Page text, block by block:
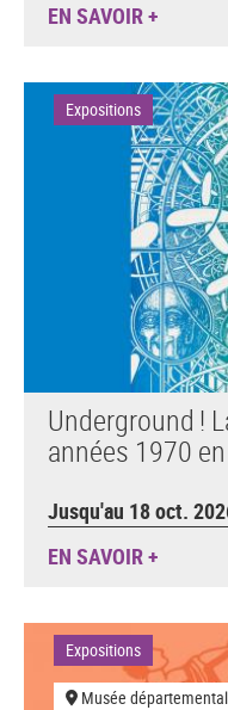
EN SAVOIR +
Expositions
Underground !
années 1970
Jusqu'au 18 oct.
EN SAVOIR +
Expositions
Musée